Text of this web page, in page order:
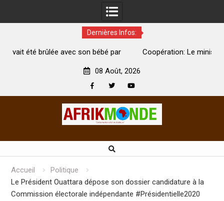
Dernières Infos:
Coopération: Le ministre Indien Kirti Vardhan Singh à
08 Août, 2026
Accueil
Politique
Le Président Ouattara dépose son dossier candidature à la
Commission électorale indépendante #Présidentielle2020